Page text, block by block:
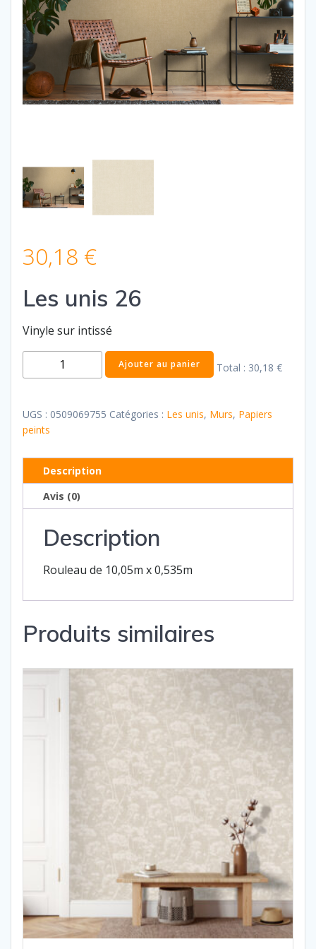
30,18 €
Les unis 26
Vinyle sur intissé
quantité
de
unis
26
Ajouter au panier Total : 30,18 €
UGS : 0509069755 Catégories : Les unis, Murs, Papiers
peints
Description
Avis (0)
Description
Rouleau de 10,05m x 0,535m
Produits similaires